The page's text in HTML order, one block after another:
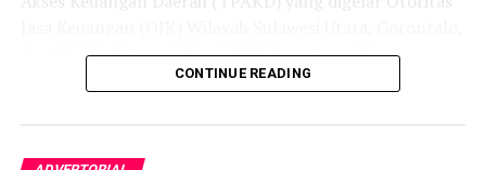
Singkawang. Capaian ini menjadi bukti konkret bahwa
Kota Gorontalo terus bertransformasi menjadi daerah
dan Maluku Utara di Hotel NDC Resort and Spa,
Manado, Sulawesi Utara, Rabu (29/7/2026).
Delegasi Pemkot Gorontalo dipimpin langsung oleh
Wakil Wali Kota Gorontalo Indra Gobel, didampingi
CONTINUE READING